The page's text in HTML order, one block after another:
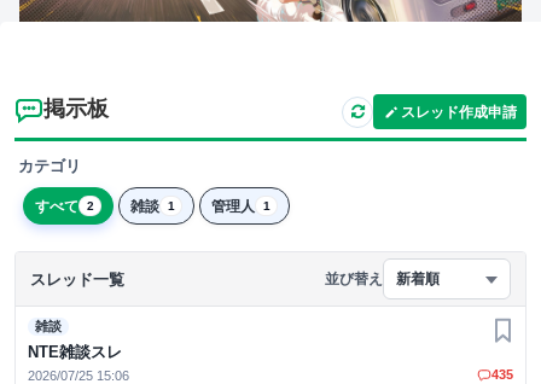
掲示板 スレッド作成申請
カテゴリ
すべて 2 雑談 1 管理人 1
スレッド一覧 並び替え 新着順
雑談
NTE雑談スレ
2026/07/25 15:06
お気
435